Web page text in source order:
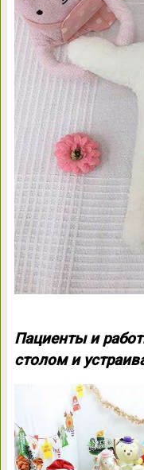
Пациенты и
столом и